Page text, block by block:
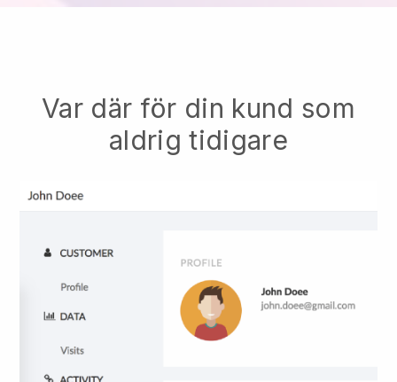
Var där för din kund som
aldrig tidigare